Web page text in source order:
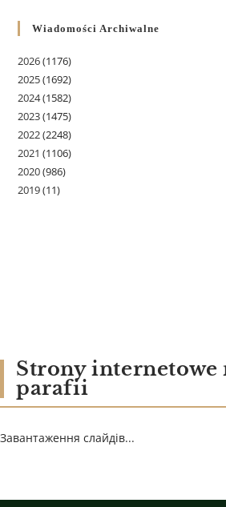
Wiadomości Archiwalne
2026(1176)
2025(1692)
2024(1582)
2023(1475)
2022(2248)
2021 (1106)
2020(986)
2019(11)
Strony internetowe
parafii
Завантаження слайдів...